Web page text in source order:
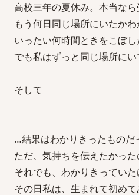
高校三年の夏休み。本当なら
もう何日同じ場所にいたかわ
いったい何時間ときをこぼし
でも私はずっと同じ場所に
そして
…結果はわかりきったものだ
ただ、気持ちを伝えたかった
それでも、わかりきってい
その日私は、生まれて初め